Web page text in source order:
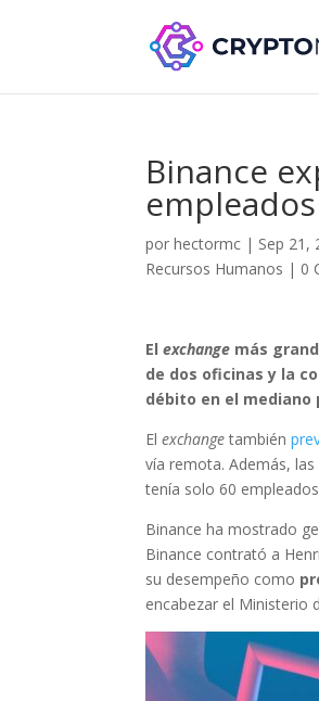
Binance
porhectormc | Sep 21,
Recursos Humanos | 0
Elexchange más
de dos oficinas y la
débito en el mediano
Elexchangetambién
vía remota. Además,
tenía solo 60
Binance ha mostrado
Binance contrató a
su desempeño como
encabezar el Ministerio